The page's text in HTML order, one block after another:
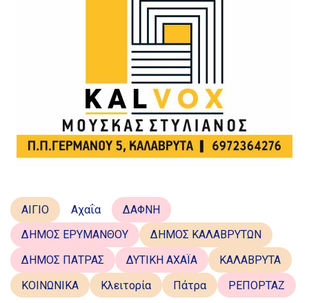
ΑΙΓΙΟ Αχαΐα
ΔΑΦΝΗ
ΔΗΜΟΣ ΕΡΥΜΑΝΘΟΥ
ΔΗΜΟΣ ΚΑΛΑΒΡΥΤΩΝ
ΔΗΜΟΣ ΠΑΤΡΑΣ
ΔΥΤΙΚΗ ΑΧΑΪΑ
ΚΑΛΑΒΡΥΤΑ
ΚΟΙΝΩΝΙΚΑ
Κλειτορία Πάτρα
ΡΕΠΟΡΤΑΖ